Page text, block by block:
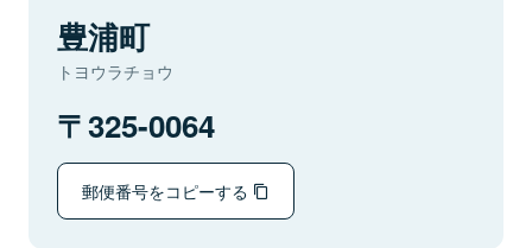
豊浦町
トヨウラチョウ
325-0064
郵便番号をコピーする